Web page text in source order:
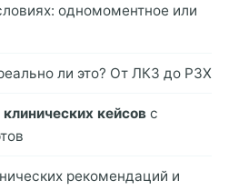
одномоментное или
ли это? От ЛКЗ до РЗХ
кейсов с
рекомендаций и